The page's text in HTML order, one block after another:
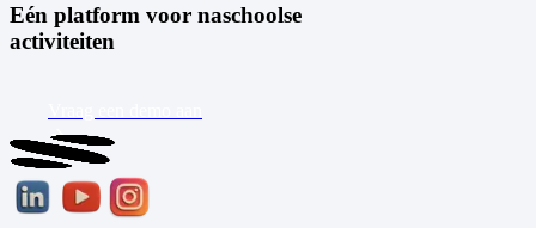
Eén platform voor naschoolse
activiteiten